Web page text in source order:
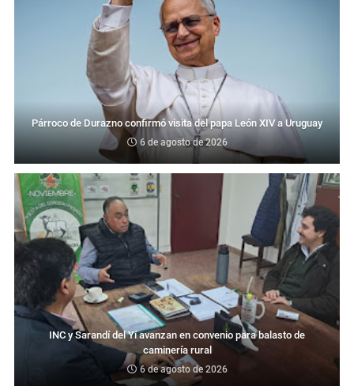
Párroco de Durazno confirmó visita del papa León XIV a Uruguay
6 de agosto de 2026
INC y Sarandí del Yí avanzan en convenio para balasto de
caminería rural
6 de agosto de 2026